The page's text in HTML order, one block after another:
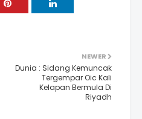
NEWER
Dunia : Sidang Kemuncak
Tergempar Oic Kali
Kelapan Bermula Di
Riyadh